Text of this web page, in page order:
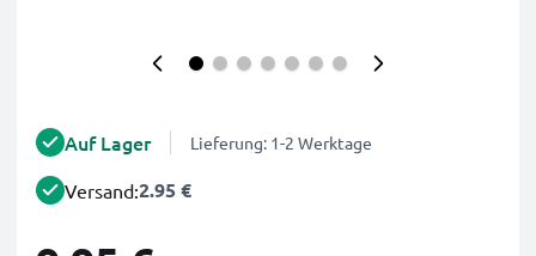
Auf Lager Lieferung: 1-2 Werktage
Versand:2.95 €